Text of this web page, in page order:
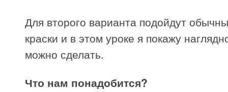
Для второго варианта подойдут
краски и в этом уроке я покажу
можно сделать.
Что нам понадобится?